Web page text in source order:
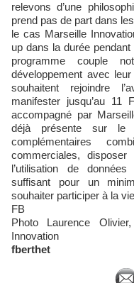
relevons d’une
prend pas de part dans
le cas Marseille
up dans la durée
programme couple
développement avec
souhaitent rejoindre
manifester jusqu’au 11
accompagné par
déjà présente sur le
complémentaires
commerciales,
l’utilisation de
suffisant pour un
souhaiter participer à la
FB
Photo Laurence
Innovation
fberthet